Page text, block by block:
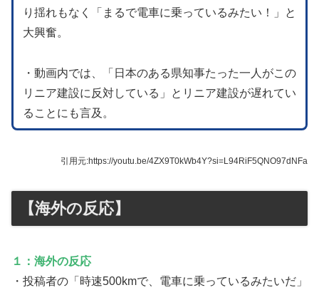
り揺れもなく「まるで電車に乗っているみたい！」と
大興奮。
・動画内では、「日本のある県知事たった一人がこの
リニア建設に反対している」とリニア建設が遅れてい
ることにも言及。
引用元:https://youtu.be/4ZX9T0kWb4Y?si=L94RiF5QNO97dNFa
【海外の反応】
１：海外の反応
・投稿者の「時速500kmで、電車に乗っているみたいだ」